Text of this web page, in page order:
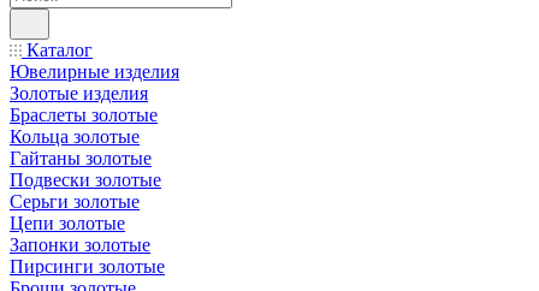
Каталог
Ювелирные изделия
Золотые изделия
Браслеты золотые
Кольца золотые
Гайтаны золотые
Подвески золотые
Серьги золотые
Цепи золотые
Запонки золотые
Пирсинги золотые